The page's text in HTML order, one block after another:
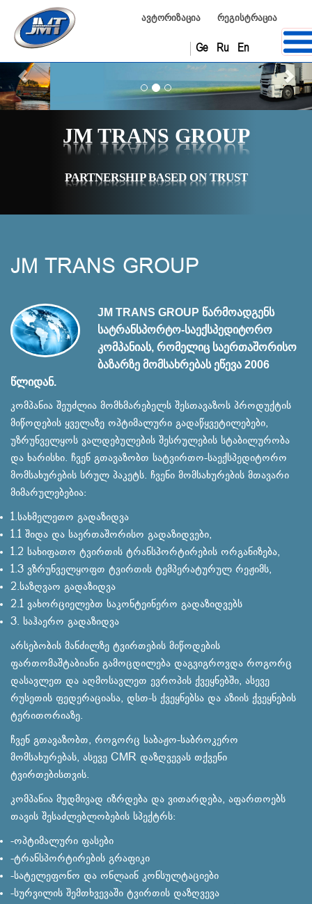
ავტორიზაცია რეგისტრაცია
Ge Ru En
Previous
JM TRANS GROUP
PARTNERSHIP BASED ON TRUST
JM TRANS GROUP
JM TRANS GROUP წარმოადგენს
სატრანსპორტო-საექსპედიტორო
კომპანიას, რომელიც საერთაშორისო
ბაზარზე მომსახრებას ეწევა 2006
წლიდან.
კომპანია შეუძლია მომხმარებელს შესთავაზოს პროდუქტის
მიწოდების ყველაზე ოპტიმალური გადაწყვეტილებები,
უზრუნველყოს ვალდებულების შესრულების სტაბილურობა
და ხარისხი. ჩვენ გთავაზობთ სატვირთო-საექსპედიტორო
მომსახურების სრულ პაკეტს. ჩვენი მომსახურების მთავარი
მიმარულებებია:
1.სახმელეთო გადაზიდვა
1.1 შიდა და საერთაშორისო გადაზიდვები,
1.2 სახიფათო ტვირთის ტრანსპორტირების ორგანიზება,
1.3 ვზრუნველყოფთ ტვირთის ტემპერატურულ რეჟიმს,
2.საზღვაო გადაზიდვა
2.1 ვახორციელებთ საკონტეინერო გადაზიდვებს
3. საჰაერო გადაზიდვა
არსებობის მანძილზე ტვირთების მიწოდების
ფართომაშტაბიანი გამოცდილება დაგვიგროვდა როგორც
დასავლეთ და აღმოსავლეთ ევროპის ქვეყნებში, ასევე
რუსეთის ფედერაციასა, დსთ-ს ქვეყნებსა და აზიის ქვეყნების
ტერითორიაზე.
ჩვენ გთავაზობთ, როგორც საბაჟო-საბროკერო
მომსახურებას, ასევე CMR დაზღვევას თქვენი
ტვირთებისთვის.
კომპანია მუდმივად იზრდება და ვითარდება, აფართოებს
თავის შესაძლებლობების სპექტრს:
-ოპტიმალური ფასები
-ტრანსპორტირების გრაფიკი
-სატელეფონო და ონლაინ კონსულტაციები
-სურვილის შემთხვევაში ტვირთის დაზღვევა